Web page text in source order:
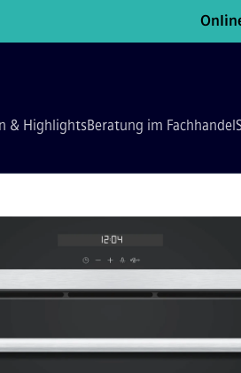
& HighlightsBeratung im Fachhandel